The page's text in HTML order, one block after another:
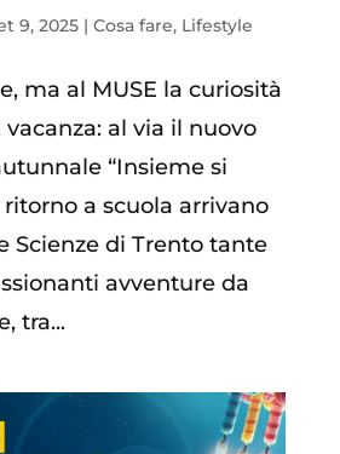
9, 2025| Cosa fare, Lifestyle
ma al MUSE la curiosità
al via il nuovo
“Insieme si
ritorno a scuola arrivano
Scienze di Trento tante
avventure da
tra...